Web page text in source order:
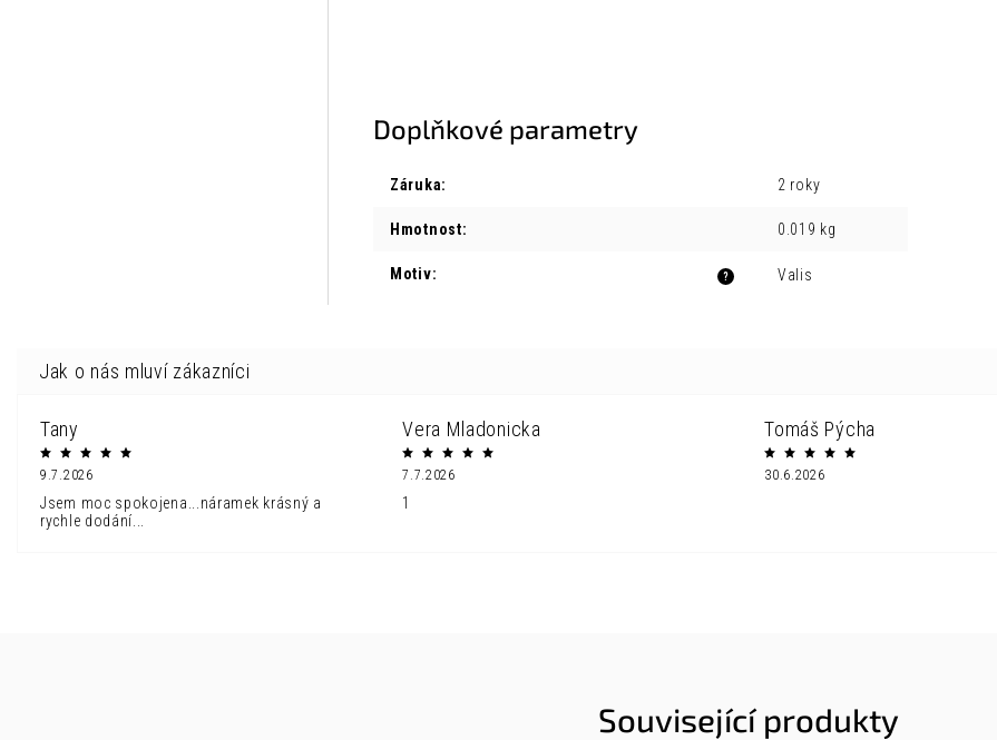
Doplňkové parametry
Záruka: 2 roky
Hmotnost: 0.019 kg
?
Motiv: Valis
Tany
9.7.2026
Jsem moc spokojena...náramek krásný a
rychle dodání...
Vera Mladonicka
7.7.2026
1
Tomáš Pýcha
30.6.2026
Související produkty